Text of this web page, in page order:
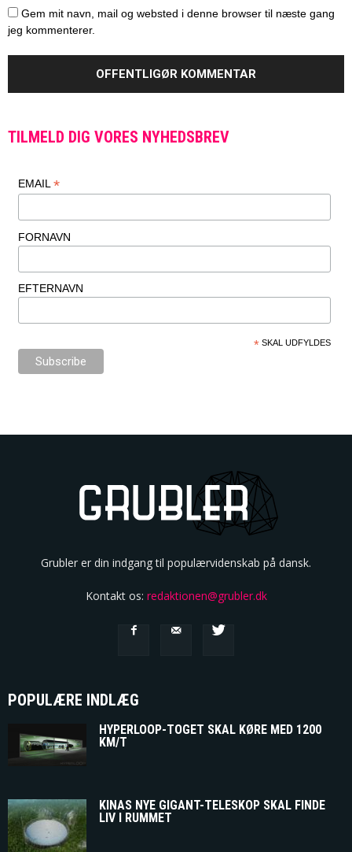
Gem mit navn, mail og websted i denne browser til næste gang
jeg kommenterer.
TILMELD DIG VORES NYHEDSBREV
EMAIL*
FORNAVN
EFTERNAVN
* SKAL UDFYLDES
Grubler er din indgang til populærvidenskab på dansk.
Kontakt os: redaktionen@grubler.dk
POPULÆRE INDLÆG
HYPERLOOP-TOGET SKAL KØRE MED 1200
KM/T
KINAS NYE GIGANT-TELESKOP SKAL FINDE
LIV I RUMMET